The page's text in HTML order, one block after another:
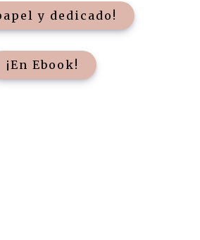
y dedicado!
¡En Ebook!